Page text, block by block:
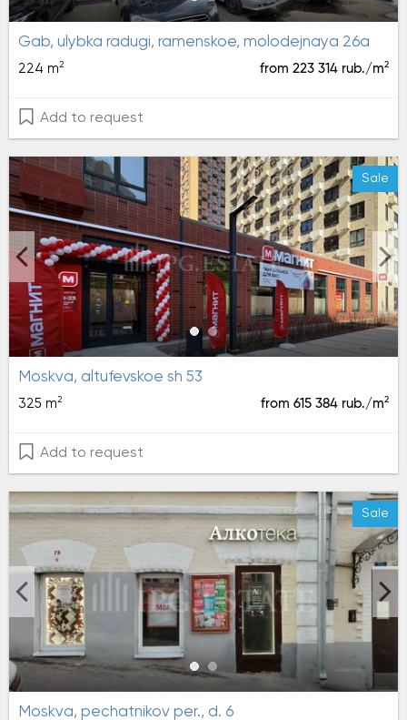
gab, ulybka radugi, ramenskoe, molodejnaya 26a
224 m2 from 223 314 rub./m2
Add to request
Sale
moskva, altufevskoe sh 53
325 m2 from 615 384 rub./m2
Add to request
Sale
moskva, pechatnikov per., d. 6